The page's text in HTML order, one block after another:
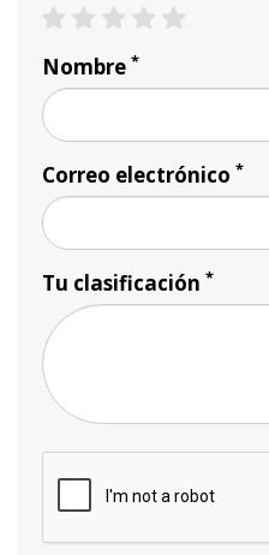
4 stars
3 stars
2 stars
1 star
Nombre *
Correo electrónico *
Tu clasificación *